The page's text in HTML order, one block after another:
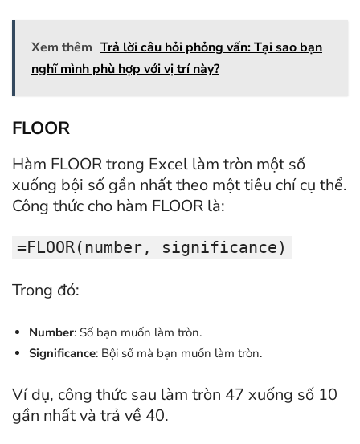
Xem thêm Trả lời câu hỏi phỏng vấn: Tại sao bạn
nghĩ mình phù hợp với vị trí này?
FLOOR
Hàm FLOOR trong Excel làm tròn một số
xuống bội số gần nhất theo một tiêu chí cụ thể.
Công thức cho hàm FLOOR là:
=FLOOR(number, significance)
Trong đó:
Number: Số bạn muốn làm tròn.
Significance: Bội số mà bạn muốn làm tròn.
Ví dụ, công thức sau làm tròn 47 xuống số 10
gần nhất và trả về 40.